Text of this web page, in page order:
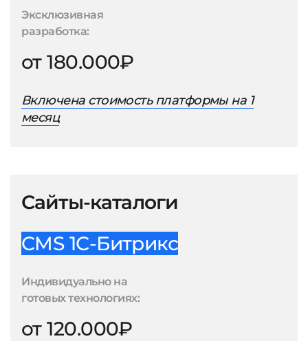
Эксклюзивная
разработка:
от 180.000₽
Включена стоимость платформы на 1
месяц
Сайты-каталоги
CMS 1С-Битрикс
Индивидуально на
готовых технологиях:
от 120.000₽